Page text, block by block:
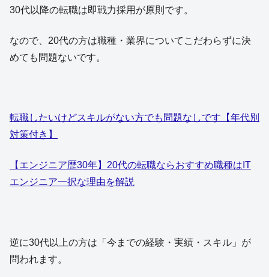
30代以降の転職は即戦力採用が原則です。
なので、20代の方は職種・業界についてこだわらずに決
めても問題ないです。
転職したいけどスキルがない方でも問題なしです【年代別
対策付き】
【エンジニア歴30年】20代の転職ならおすすめ職種はIT
エンジニア一択な理由を解説
逆に30代以上の方は「今までの経験・実績・スキル」が
問われます。